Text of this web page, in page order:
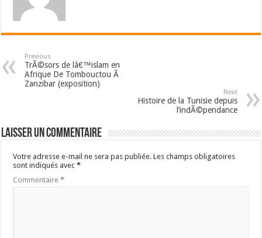
Previous
TrÃ©sors de lâ€™islam en
Afrique De Tombouctou Ã
Zanzibar (exposition)
Next
Histoire de la Tunisie depuis
l’indÃ©pendance
Laisser un commentaire
Votre adresse e-mail ne sera pas publiée. Les champs obligatoires
sont indiqués avec*
Commentaire*